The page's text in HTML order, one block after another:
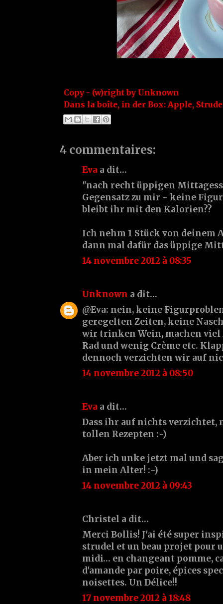
Copy - (w)right by Unknown
Dans la boîte, in der Box: Apple,
4 commentaires:
Eva a dit…
"nach recht üppigen
Gegensatz zu mir - keine
bleibt ihr mit den Kalorien??
Ich nehm 1 Stück von deinem
dann mal dafür das üppige
14 novembre 2012 à 08:35
Unknown a dit…
@Eva: nein, keine
geregelten Zeiten, keine
wir trinken Wein, machen viel
Rad und wenig Crème etc.
dennoch verzichten wir auf
14 novembre 2012 à 08:50
Eva a dit…
Dass ihr auf nichts verzichtet,
tollen Rezepten :-)
Aber ich unke jetzt mal und
in mein Alter! :-)
14 novembre 2012 à 09:43
Christel a dit…
Merci Bollis! J'ai été super
strudel et un beau projet pour
midi… en changeant pomme,
d'amande par poire, épices
noisettes. Un Délice!!
17 novembre 2012 à 18:48